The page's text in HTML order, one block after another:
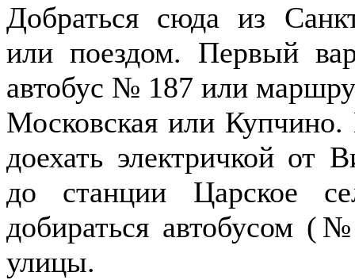
Добраться сюда из
или поездом. Первый
автобус № 187 или
Московская или
доехать электричкой от
до станции Царское
добираться автобусом
улицы.